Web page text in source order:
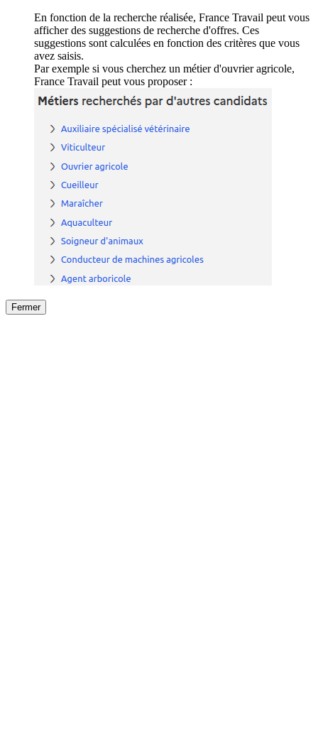
En fonction de la recherche réalisée, France Travail peut vous
afficher des suggestions de recherche d'offres. Ces
suggestions sont calculées en fonction des critères que vous
avez saisis.
Par exemple si vous cherchez un métier d'ouvrier agricole,
France Travail peut vous proposer :
Fermer